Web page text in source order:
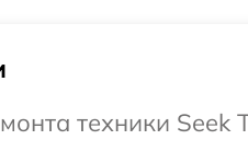
техники Seek